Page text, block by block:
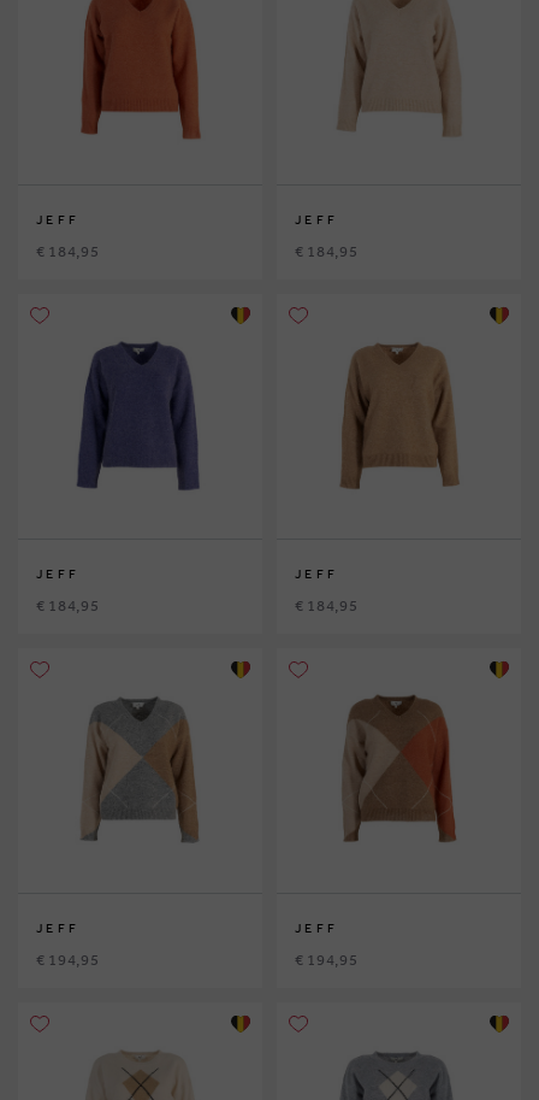
JEFF
€ 184,95
JEFF
€ 184,95
JEFF
€ 184,95
JEFF
€ 184,95
JEFF
€ 194,95
JEFF
€ 194,95